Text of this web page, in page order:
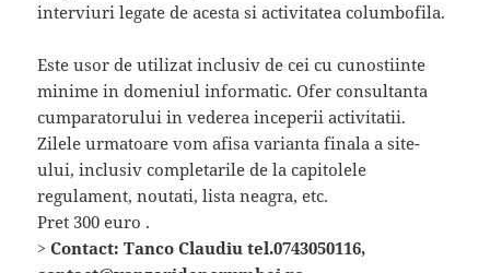
interviuri legate de acesta si activitatea columbofila.
Este usor de utilizat inclusiv de cei cu cunostiinte
minime in domeniul informatic. Ofer consultanta
cumparatorului in vederea inceperii activitatii.
Zilele urmatoare vom afisa varianta finala a site-
ului, inclusiv completarile de la capitolele
regulament, noutati, lista neagra, etc.
Pret 300 euro .
> Contact: Tanco Claudiu tel.0743050116,